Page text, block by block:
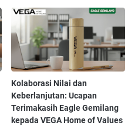
Kolaborasi Nilai dan
Keberlanjutan: Ucapan
Terimakasih Eagle Gemilang
kepada VEGA Home of Values